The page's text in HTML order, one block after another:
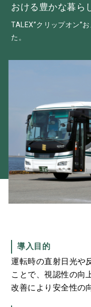
おける豊かな暮ら
TALEX”クリップオン”
た。
導入目的
運転時の直射日光や
ことで、視認性の向
改善により安全性の